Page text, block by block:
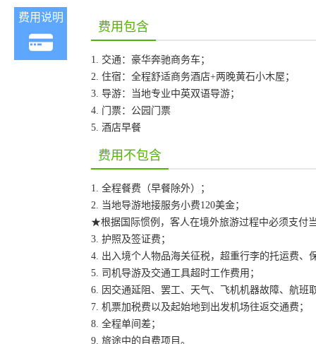
费用说明
费用包含
1. 交通：豪华奔驰商务车；
2. 住宿：全程舒适商务酒店+两晚黄石小木屋；
3. 导游：当地专业中英双语导游；
4. 门票：公园门票
5. 酒店早餐
费用不包含
1. 全程餐费（早餐除外）；
2. 当地导游地接服务小费120美金；
★根据国际惯例，客人在境外旅游过程中必须支付
3. 护照及签证费；
4. 出入境个人物品海关征税，超重行李的托运费
5. 司机导游及交通工具超时工作费用；
6. 因交通延阻、罢工、天气、飞机机器故障、航
7. 机票加税费以及起始地到出发机场往返交通费；
8. 全程单间差；
9. 旅途中的自费项目。